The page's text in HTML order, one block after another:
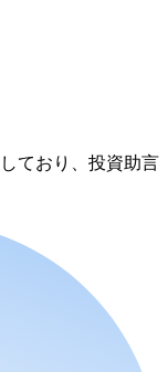
ており、投資助言